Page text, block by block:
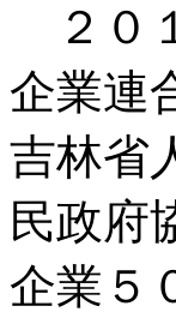
２０
企業連
吉林省
民政府
企業５